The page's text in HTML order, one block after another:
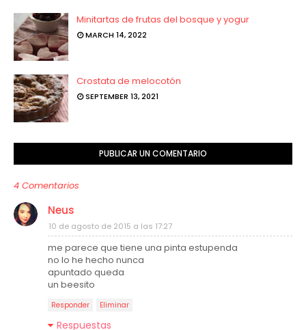
Minitartas de frutas del bosque y yogur
MARCH 14, 2022
Crostata de melocotón
SEPTEMBER 13, 2021
PUBLICAR UN COMENTARIO
4 Comentarios
Neus
10 de agosto de 2015 a las 17:27
me parece que tiene una pinta estupenda
no lo he hecho nunca
apuntado queda
un beesito
Responder Eliminar
Respuestas